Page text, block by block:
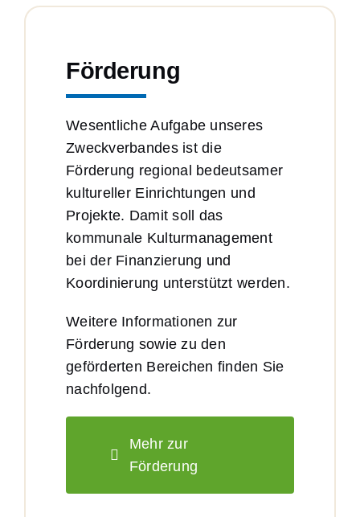
Förderung
Wesentliche Aufgabe unseres
Zweckverbandes ist die
Förderung regional bedeutsamer
kultureller Einrichtungen und
Projekte. Damit soll das
kommunale Kulturmanagement
bei der Finanzierung und
Koordinierung unterstützt werden.
Weitere Informationen zur
Förderung sowie zu den
geförderten Bereichen finden Sie
nachfolgend.
Mehr zur
Förderung